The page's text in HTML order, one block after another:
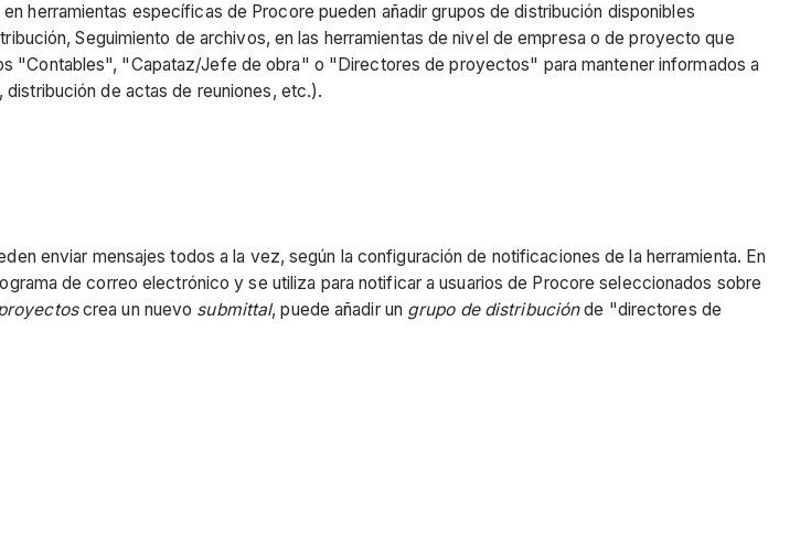
herramientas específicas de Procore pueden añadir grupos de distribución disponibles
Seguimiento de archivos, en las herramientas de nivel de empresa o de proyecto que
"Contables", "Capataz/Jefe de obra" o "Directores de proyectos" para mantener informados a
de actas de reuniones, etc.).
enviar mensajes todos a la vez, según la configuración de notificaciones de la herramienta. En
de correo electrónico y se utiliza para notificar a usuarios de Procore seleccionados sobre
crea un nuevo submittal, puede añadir un grupo de distribuciónde "directores de